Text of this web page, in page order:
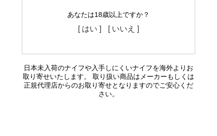
あなたは18歳以上ですか？
[ はい ] [ いいえ ]
日本未入荷のナイフや入手しにくいナイフを海外よりお
取り寄せいたします。 取り扱い商品はメーカーもしくは
正規代理店からのお取り寄せとなりますのでご安心くだ
さい。